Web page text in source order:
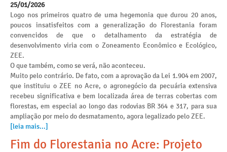
25/01/2026
Logo nos primeiros quatro de uma hegemonia que durou 20 anos,
poucos insatisfeitos com a generalização do Florestania foram
convencidos de que o detalhamento da estratégia de
desenvolvimento viria com o Zoneamento Econômico e Ecológico,
ZEE.
O que também, como se verá, não aconteceu.
Muito pelo contrário. De fato, com a aprovação da Lei 1.904 em 2007,
que instituiu o ZEE no Acre, o agronegócio da pecuária extensiva
recebeu significativa e bem localizada área de terras cobertas com
florestas, em especial ao longo das rodovias BR 364 e 317, para sua
ampliação por meio do desmatamento, agora legalizado pelo ZEE.
[leia mais...]
Fim do Florestania no Acre: Projeto